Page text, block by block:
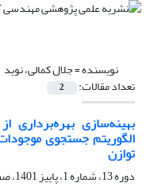
نویسنده =جلال کمالی، نوید
تعداد مقالات: 2
بهینه‌سازی بهره‌برداری
الگوریتم جستجوی
توازن
دوره 13، شماره 1، پاییز 1401، صفحه